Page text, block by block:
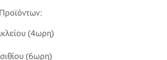
(4ωρη)
(6ωρη)